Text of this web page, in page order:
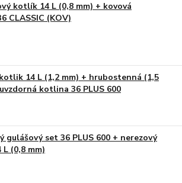
kotlík 14 L (0,8 mm) + kovová
CLASSIC (KOV)
14 L (1,2 mm) + hrubostenná (1,5
kotlina 36 PLUS 600
gulášový set 36 PLUS 600 + nerezový
(0,8 mm)